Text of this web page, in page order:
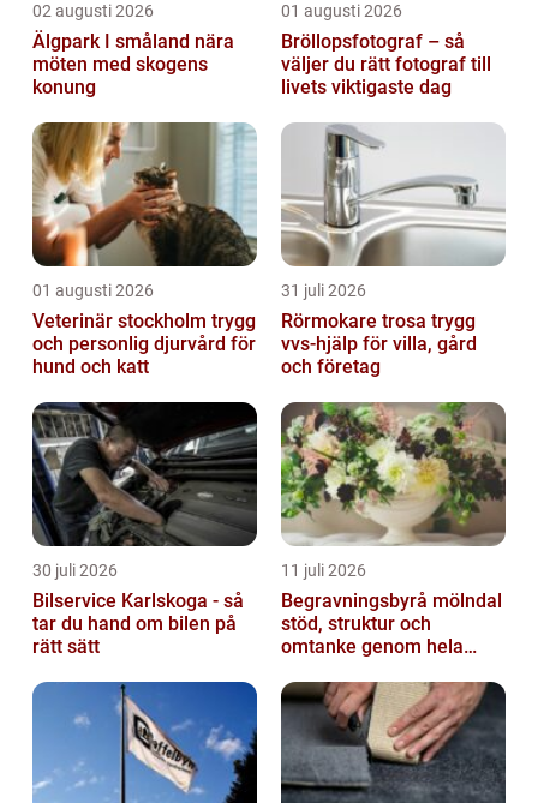
02 augusti 2026
Älgpark I småland nära
möten med skogens
konung
01 augusti 2026
Bröllopsfotograf – så
väljer du rätt fotograf till
livets viktigaste dag
01 augusti 2026
Veterinär stockholm trygg
och personlig djurvård för
hund och katt
31 juli 2026
Rörmokare trosa trygg
vvs-hjälp för villa, gård
och företag
30 juli 2026
Bilservice Karlskoga - så
tar du hand om bilen på
rätt sätt
11 juli 2026
Begravningsbyrå mölndal
stöd, struktur och
omtanke genom hela